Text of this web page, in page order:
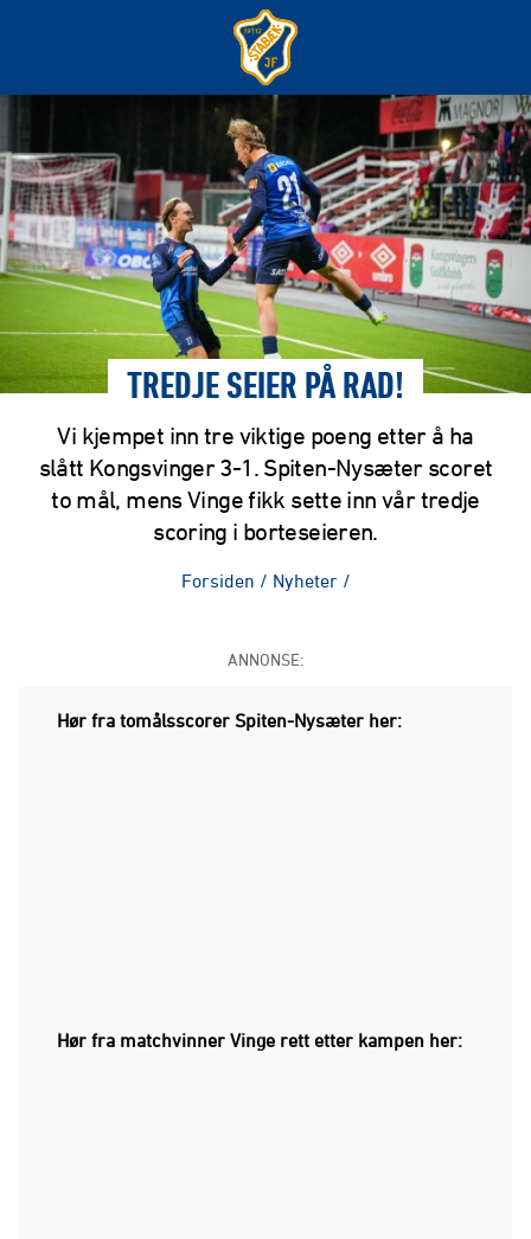
TREDJE SEIER PÅ RAD!
Vi kjempet inn tre viktige poeng etter å ha
slått Kongsvinger 3-1. Spiten-Nysæter scoret
to mål, mens Vinge fikk sette inn vår tredje
scoring i borteseieren.
Forsiden / Nyheter /
ANNONSE:
Hør fra tomålsscorer Spiten-Nysæter her:
Hør fra matchvinner Vinge rett etter kampen her: